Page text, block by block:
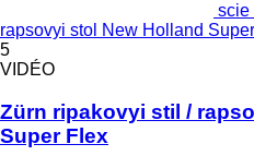
scie
rapsovyi stol New Holland
5
VIDÉO
Zürn ripakovyi stil /
Super Flex